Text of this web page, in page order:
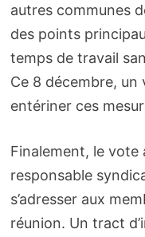
autres communes
des points
temps de travail
Ce 8 décembre,
entériner ces
Finalement, le vote
responsable
s’adresser aux
réunion. Un tract